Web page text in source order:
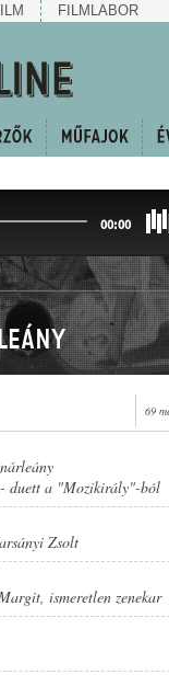
FILMLABOR
00:00
69
- duett a "Mozikirály"-ból
Zsolt
, ismeretlen zenekar